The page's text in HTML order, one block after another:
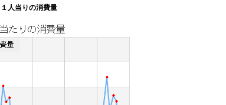
１人当りの消費量